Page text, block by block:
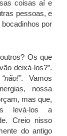
coisas aí e
pessoas, e
por
Os que
deixá-los?”.
“não!”. Vamos
nossa
mas que,
levá-los a
Creio nisso
do antigo